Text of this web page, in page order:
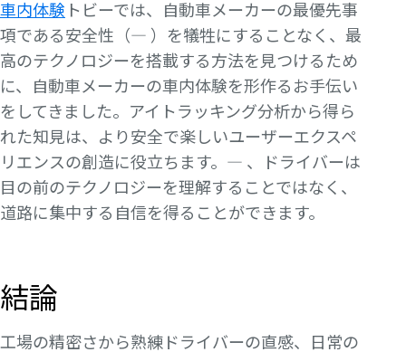
車内体験 トビーでは、自動車メーカーの最優先事
項である安全性（— ）を犠牲にすることなく、最
高のテクノロジーを搭載する方法を見つけるため
に、自動車メーカーの車内体験を形作るお手伝い
をしてきました。アイトラッキング分析から得ら
れた知見は、より安全で楽しいユーザーエクスペ
リエンスの創造に役立ちます。— 、ドライバーは
目の前のテクノロジーを理解することではなく、
道路に集中する自信を得ることができます。
結論
工場の精密さから熟練ドライバーの直感、日常の